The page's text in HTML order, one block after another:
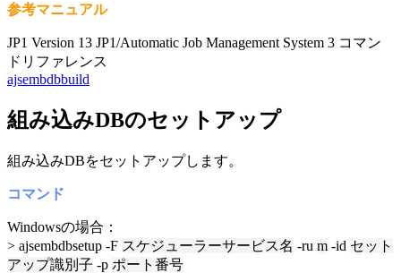
参考マニュアル
JP1 Version 13 JP1/Automatic Job Management System 3 コマン
ドリファレンス
ajsembdbbuild
組み込みDBのセットアップ
組み込みDBをセットアップします。
コマンド
Windowsの場合：
> ajsembdbsetup -F スケジューラーサービス名 -ru m -id セット
アップ識別子 -p ポート番号